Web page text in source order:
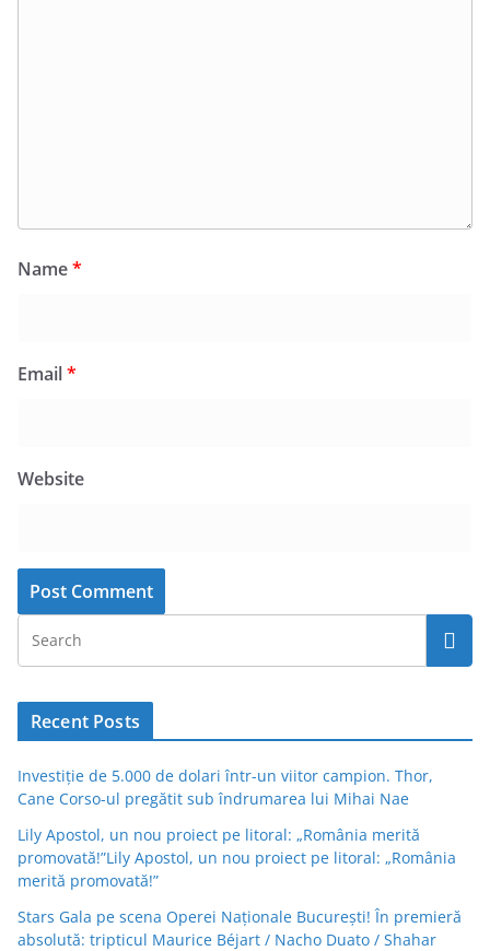
Name*
Email*
Website
Recent Posts
Investiție de 5.000 de dolari într-un viitor campion. Thor,
Cane Corso-ul pregătit sub îndrumarea lui Mihai Nae
Lily Apostol, un nou proiect pe litoral: „România merită
promovată!”Lily Apostol, un nou proiect pe litoral: „România
merită promovată!”
Stars Gala pe scena Operei Naționale București! În premieră
absolută: tripticul Maurice Béjart / Nacho Duato / Shahar